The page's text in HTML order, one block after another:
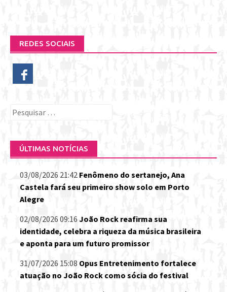
REDES SOCIAIS
Pesquisar
ÚLTIMAS NOTÍCIAS
03/08/2026 21:42 Fenômeno do sertanejo, Ana
Castela fará seu primeiro show solo em Porto
Alegre
02/08/2026 09:16 João Rock reafirma sua
identidade, celebra a riqueza da música brasileira
e aponta para um futuro promissor
31/07/2026 15:08 Opus Entretenimento fortalece
atuação no João Rock como sócia do festival